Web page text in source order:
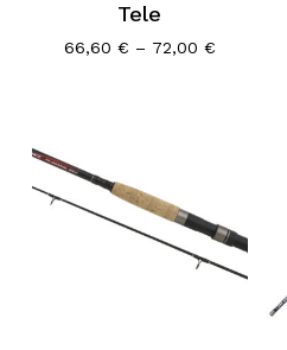
Tele
66,60 € – 72,00 €Price